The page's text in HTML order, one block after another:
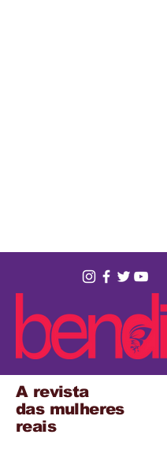
A revista
das mulheres
reais